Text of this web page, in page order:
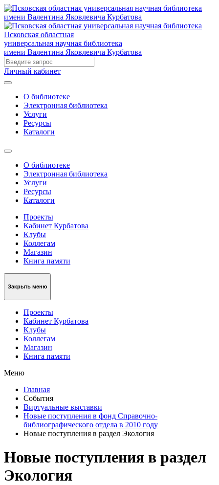
Псковская областная
универсальная научная библиотека
имени Валентина Яковлевича Курбатова
Личный кабинет
О библиотеке
Электронная библиотека
Услуги
Ресурсы
Каталоги
О библиотеке
Электронная библиотека
Услуги
Ресурсы
Каталоги
Проекты
Кабинет Курбатова
Клубы
Коллегам
Магазин
Книга памяти
Закрыть меню
Проекты
Кабинет Курбатова
Клубы
Коллегам
Магазин
Книга памяти
Меню
Главная
События
Виртуальные выставки
Новые поступления в фонд Справочно-
библиографического отдела в 2010 году
Новые поступления в раздел Экология
Новые поступления в раздел
Экология